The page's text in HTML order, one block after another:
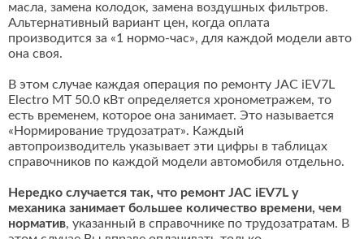
масла, замена колодок, замена воздушных фильтров.
Альтернативный вариант цен, когда оплата
производится за «1 нормо-час», для каждой модели авто
она своя.
В этом случае каждая операция по ремонту JAC iEV7L
Electro MT 50.0 кВт определяется хронометражем, то
есть временем, которое она занимает. Это называется
«Нормирование трудозатрат». Каждый
автопроизводитель указывает эти цифры в таблицах
справочников по каждой модели автомобиля отдельно.
Нередко случается так, что ремонт JAC iEV7L у
механика занимает большее количество времени, чем
норматив, указанный в справочнике по трудозатратам. В